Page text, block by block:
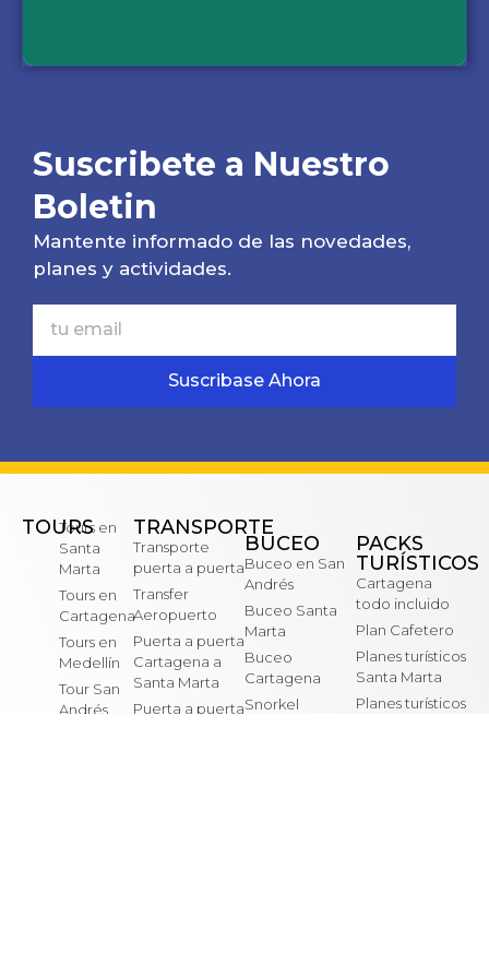
Suscribete a Nuestro
Boletin
Mantente informado de las novedades,
planes y actividades.
Suscribase Ahora
TOURS
Tours en
Santa
Marta
Tours en
Cartagena
Tours en
Medellín
Tour San
Andrés
TRANSPORTE
Transporte
puerta a puerta
Transfer
Aeropuerto
Puerta a puerta
Cartagena a
Santa Marta
Puerta a puerta
BUCEO
Buceo en San
Andrés
Buceo Santa
Marta
Buceo
Cartagena
Snorkel
PACKS
TURÍSTICOS
Cartagena
todo incluido
Plan Cafetero
Planes turísticos
Santa Marta
Planes turísticos